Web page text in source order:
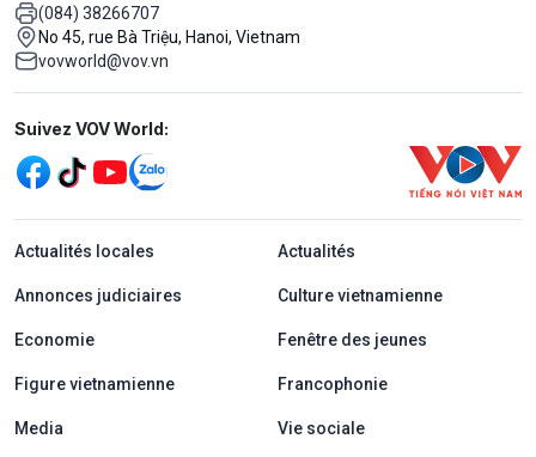
(084) 38266707
No 45, rue Bà Triệu, Hanoi, Vietnam
vovworld@vov.vn
Mạng xã hội
Suivez VOV World:
menu footer tiếng Pháp
Actualités locales Actualités
Annonces judiciaires Culture vietnamienne
Economie Fenêtre des jeunes
Figure vietnamienne Francophonie
Media Vie sociale